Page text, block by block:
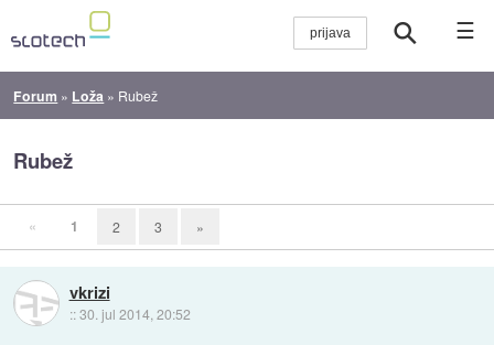
☰
Forum » Loža » Rubež
Rubež
« 1 2 3 »
vkrizi
::30. jul 2014, 20:52